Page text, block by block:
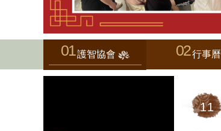
護智協會 行事曆
11